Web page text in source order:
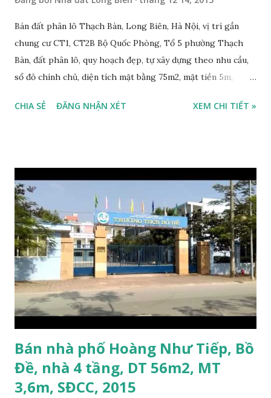
Bán đất phân lô Thạch Bàn, Long Biên, Hà Nội, vị trí gần
chung cư CT1, CT2B Bộ Quốc Phòng, Tổ 5 phường Thạch
Bàn, đất phân lô, quy hoạch đẹp, tự xây dựng theo nhu cầu,
sổ đỏ chính chủ, diện tích mặt bằng 75m2, mặt tiền 5m,
đỏ chính chủ, có thể xây dựng nhà ở ngay, giá bán: 35
4 - video quay ngày 10/12/2015: Chung cư CT2B Thạch Bàn,
đã bàn giao nhà Tháng 12-2015:
CHIA SẺ ĐĂNG NHẬN XÉT XEM CHI TIẾT »
Bán nhà phố Hoàng Như Tiếp, Bồ
Đề, nhà 4 tầng, DT 56m2, MT
3,6m, SĐCC, 2015